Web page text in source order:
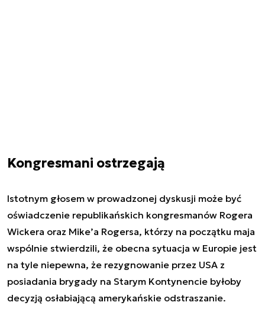
Kongresmani ostrzegają
Istotnym głosem w prowadzonej dyskusji może być
oświadczenie republikańskich kongresmanów Rogera
Wickera oraz Mike’a Rogersa, którzy na początku maja
wspólnie stwierdzili, że obecna sytuacja w Europie jest
na tyle niepewna, że rezygnowanie przez USA z
posiadania brygady na Starym Kontynencie byłoby
decyzją osłabiającą amerykańskie odstraszanie.